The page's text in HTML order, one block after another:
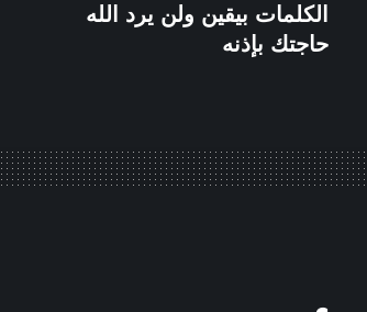
الكلمات بيقين ولن يرد الله
حاجتك بإذنه